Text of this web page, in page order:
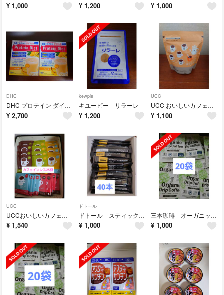
¥ 1,000 ¥ 1,200 ¥ 1,000
DHC
DHC プロテイン ダイエット バナナ
¥ 2,700
kewpie
キユーピー リラーレ
¥ 1,200
UCC
UCC おいしいカフェインレスコーヒー インスタント
¥ 1,100
UCC
UCCおいしいカフェインレスコーヒー コク深め
¥ 1,540
ドトール
ドトール スティックコーヒー40本
¥ 1,000
三本珈琲 オーガニック ドリップコーヒー
¥ 1,000